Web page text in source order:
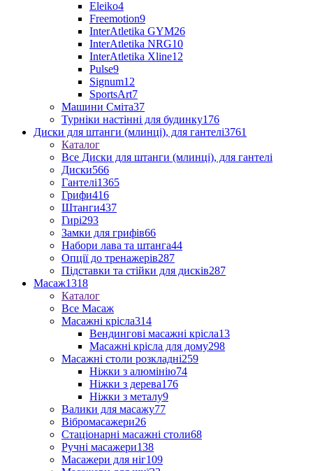
Eleiko4
Freemotion9
InterAtletika GYM26
InterAtletika NRG10
InterAtletika Xline12
Pulse9
Signum12
SportsArt7
Машини Сміта37
Турніки настінні для будинку176
Диски для штанги (млинці), для гантелі3761
Каталог
Все Диски для штанги (млинці), для гантелі
Диски566
Гантелі1365
Грифи416
Штанги437
Гирі293
Замки для грифів66
Набори лава та штанга44
Опції до тренажерів287
Підставки та стійки для дисків287
Масаж1318
Каталог
Все Масаж
Масажні крісла314
Вендингові масажні крісла13
Масажні крісла для дому298
Масажні столи розкладні259
Ніжки з алюмінію74
Ніжки з дерева176
Ніжки з металу9
Валики для масажу77
Вібромасажери26
Стаціонарні масажні столи68
Ручні масажери138
Масажери для ніг109